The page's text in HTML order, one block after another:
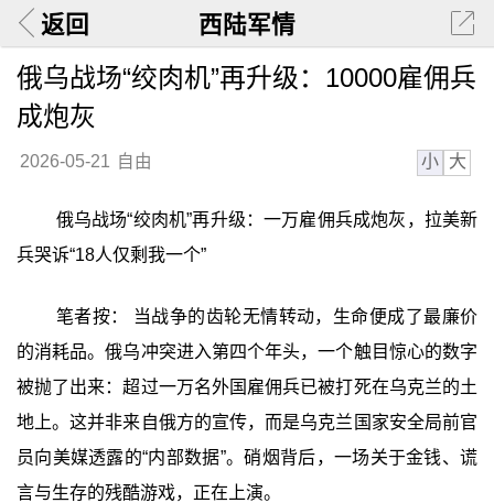
返回 西陆军情
俄乌战场“绞肉机”再升级：10000雇佣兵
成炮灰
2026-05-21 自由 小 大
俄乌战场“绞肉机”再升级：一万雇佣兵成炮灰，拉美新
兵哭诉“18人仅剩我一个”
笔者按： 当战争的齿轮无情转动，生命便成了最廉价
的消耗品。俄乌冲突进入第四个年头，一个触目惊心的数字
被抛了出来：超过一万名外国雇佣兵已被打死在乌克兰的土
地上。这并非来自俄方的宣传，而是乌克兰国家安全局前官
员向美媒透露的“内部数据”。硝烟背后，一场关于金钱、谎
言与生存的残酷游戏，正在上演。